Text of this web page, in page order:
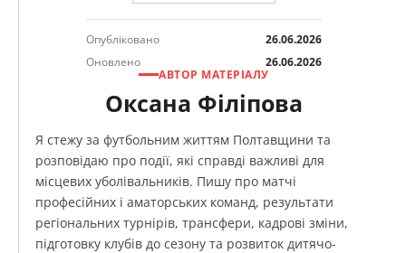
Опубліковано
26.06.2026
Оновлено
26.06.2026
АВТОР МАТЕРІАЛУ
Оксана Філіпова
Я стежу за футбольним життям Полтавщини та
розповідаю про події, які справді важливі для
місцевих уболівальників. Пишу про матчі
професійних і аматорських команд, результати
регіональних турнірів, трансфери, кадрові зміни,
підготовку клубів до сезону та розвиток дитячо-